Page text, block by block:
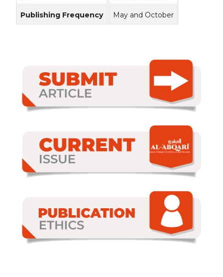
Publishing Frequency May and October